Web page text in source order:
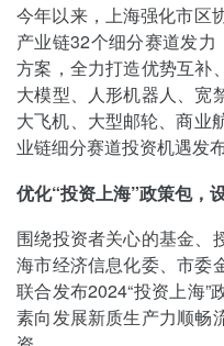
今年以来，上海强化市区
产业链32个细分赛道发力
方案，全力打造优势互补
大模型、人形机器人、宽
大飞机、大型邮轮、商业
业链细分赛道投资机遇发布
优化“投资上海”政策包，
围绕投资者关心的基金、
海市经济信息化委、市委
联合发布2024“投资上海
素向发展新质生产力顺畅